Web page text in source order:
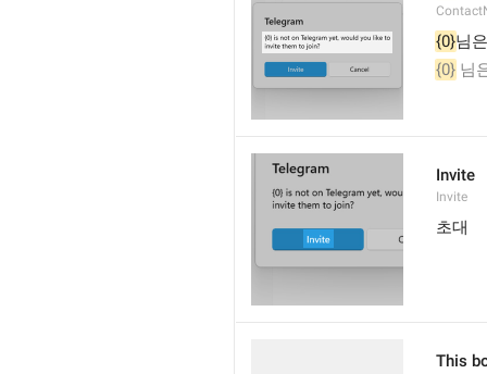
{0}님
{0} 님
Invite
Invite
초대
This